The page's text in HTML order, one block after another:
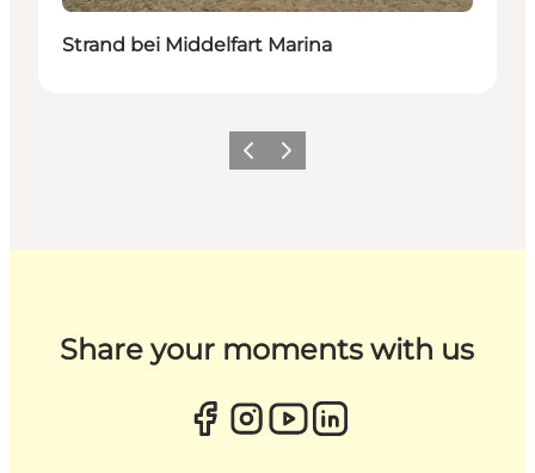
Strand bei Middelfart Marina
ZurückWeiter
Share your moments with us